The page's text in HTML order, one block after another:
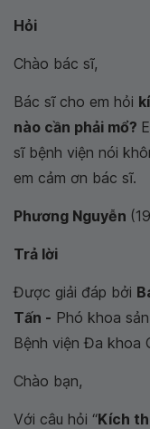
Hỏi
Chào bác sĩ,
Bác sĩ cho em hỏi
nào cần phải mổ?
sĩ bệnh viện nói
em cảm ơn bác sĩ.
Phương Nguyễn
Trả lời
Được giải đáp bởi
Tấn - Phó khoa
Bệnh viện Đa khoa
Chào bạn,
Với câu hỏi “Kích